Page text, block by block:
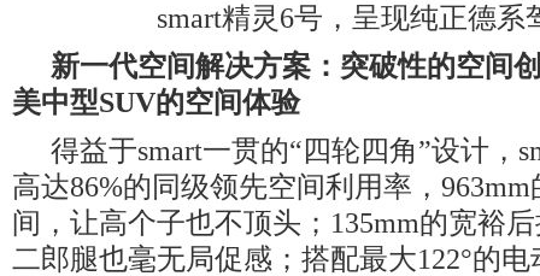
smart精灵6号，呈现纯正德系
新一代空间解决方案：突破性的空间
美中型SUV的空间体验
得益于smart一贯的“四轮四角”设计，
高达86%的同级领先空间利用率，
间，让高个子也不顶头；135mm的宽裕
二郎腿也毫无局促感；搭配最大122°的